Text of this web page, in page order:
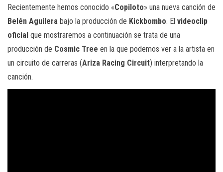
Recientemente hemos conocido «Copiloto» una nueva canción de
Belén Aguilera bajo la producción de Kickbombo. El videoclip
oficial que mostraremos a continuación se trata de una
producción de Cosmic Tree en la que podemos ver a la artista en
un circuito de carreras (Ariza Racing Circuit) interpretando la
canción.